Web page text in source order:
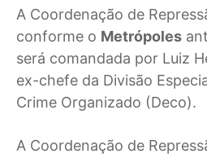
A Coordenação de
conforme o Metrópoles
será comandada por Luiz
ex-chefe da Divisão
Crime Organizado (Deco).
A Coordenação de